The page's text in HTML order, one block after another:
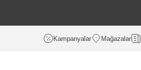
Kampanyalar Mağazalar